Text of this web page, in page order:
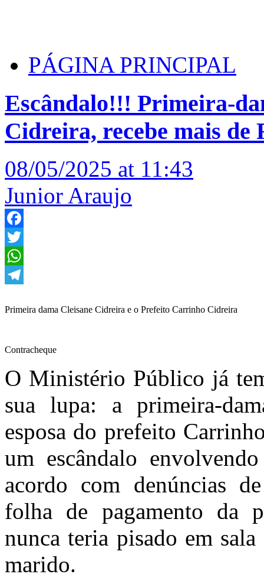
PÁGINA PRINCIPAL
Escândalo!!! Primeira-
Cidreira, recebe mais
08/05/2025 at 11:43
Junior Araujo
Facebook
Twitter
WhatsApp
Primeira dama Cleisane Cidreira e o Prefeito Carrinho Cidreira
Contracheque
O Ministério Público já
sua lupa: a primeira-
esposa do prefeito
um escândalo
acordo com denúncias
folha de pagamento da
nunca teria pisado em
marido.